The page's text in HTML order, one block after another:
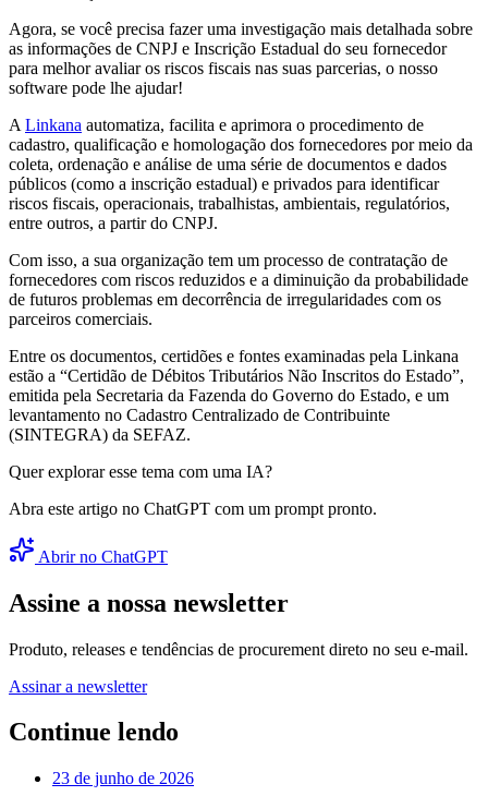
Agora, se você precisa fazer uma investigação mais detalhada sobre
as informações de CNPJ e Inscrição Estadual do seu fornecedor
para melhor avaliar os riscos fiscais nas suas parcerias, o nosso
software pode lhe ajudar!
A Linkana automatiza, facilita e aprimora o procedimento de
cadastro, qualificação e homologação dos fornecedores por meio da
coleta, ordenação e análise de uma série de documentos e dados
públicos (como a inscrição estadual) e privados para identificar
riscos fiscais, operacionais, trabalhistas, ambientais, regulatórios,
entre outros, a partir do CNPJ.
Com isso, a sua organização tem um processo de contratação de
fornecedores com riscos reduzidos e a diminuição da probabilidade
de futuros problemas em decorrência de irregularidades com os
parceiros comerciais.
Entre os documentos, certidões e fontes examinadas pela Linkana
estão a “Certidão de Débitos Tributários Não Inscritos do Estado”,
emitida pela Secretaria da Fazenda do Governo do Estado, e um
levantamento no Cadastro Centralizado de Contribuinte
(SINTEGRA) da SEFAZ.
Quer explorar esse tema com uma IA?
Abra este artigo no ChatGPT com um prompt pronto.
Abrir no ChatGPT
Assine a nossa newsletter
Produto, releases e tendências de procurement direto no seu e-mail.
Assinar a newsletter
Continue lendo
23 de junho de 2026